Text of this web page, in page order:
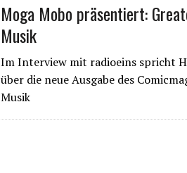
Moga Mobo präsentiert:
Musik
Im Interview mit radioeins spricht
über die neue Ausgabe des
Musik